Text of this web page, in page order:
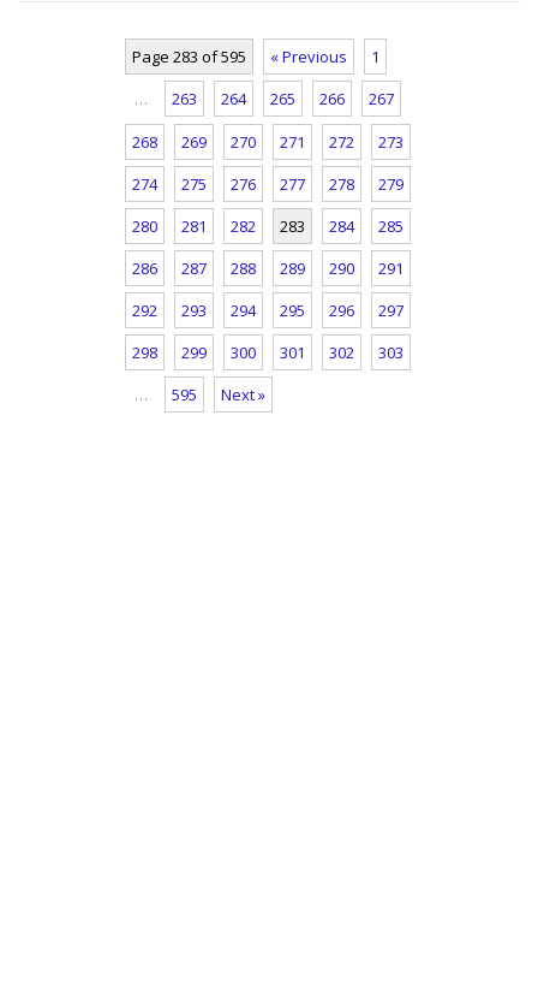
Page 283 of 595 « Previous
1
…
263 264 265 266 267
268 269 270 271 272
273
274
275 276 277 278
279
280
281 282 283 284
285
286
287 288 289 290
291
292
293 294 295 296
297
298
299 300 301 302
303
…
595 Next »